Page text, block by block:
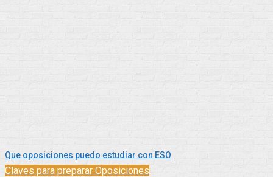
Que oposiciones puedo estudiar con ESO
Claves para preparar Oposiciones